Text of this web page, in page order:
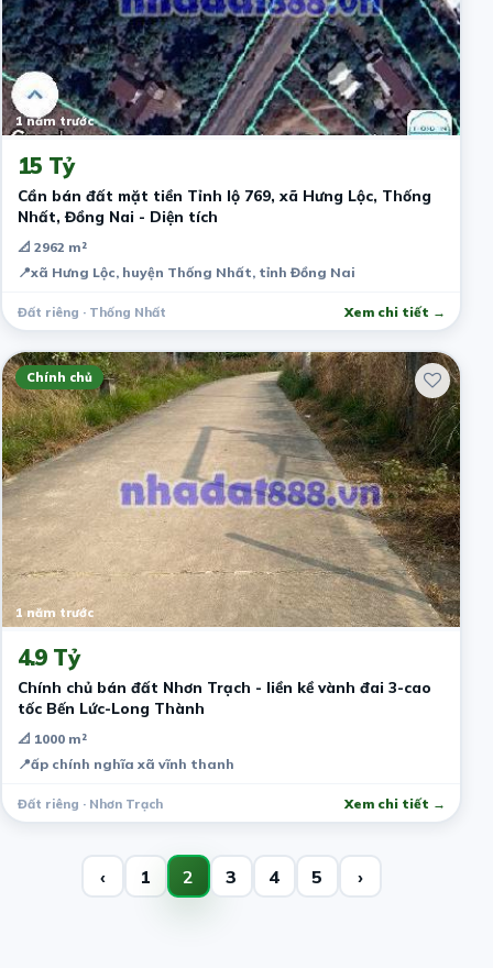
1 năm trước
15 Tỷ
Cần bán đất mặt tiền Tỉnh lộ 769, xã Hưng Lộc, Thống
Nhất, Đồng Nai - Diện tích
📐 2962 m²
📍xã Hưng Lộc, huyện Thống Nhất, tỉnh Đồng Nai
Đất riêng · Thống Nhất Xem chi tiết →
Chính chủ
1 năm trước
4.9 Tỷ
Chính chủ bán đất Nhơn Trạch - liền kề vành đai 3-cao
tốc Bến Lức-Long Thành
📐 1000 m²
📍ấp chính nghĩa xã vĩnh thanh
Đất riêng · Nhơn Trạch Xem chi tiết →
‹ 1 2 3 4 5 ›